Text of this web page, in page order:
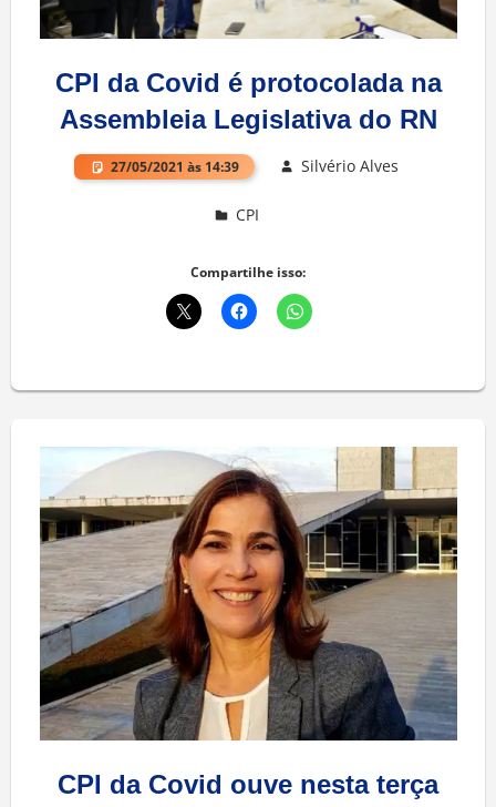
CPI da Covid é protocolada na
Assembleia Legislativa do RN
27/05/2021 às 14:39 Silvério Alves
CPI
Compartilhe isso:
CPI da Covid ouve nesta terça